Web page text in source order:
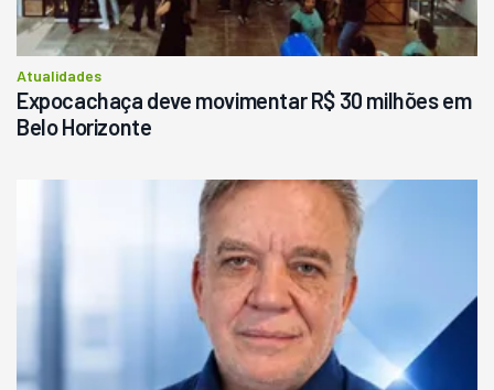
Consultar
Atualidades
Expocachaça deve movimentar R$ 30 milhões em
Belo Horizonte